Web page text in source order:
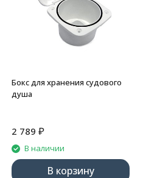
Бокс для хранения судового
душа
2 789 ₽
В наличии
В корзину